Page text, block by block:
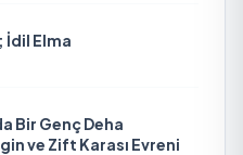
İdil Elma
Bir Genç Deha
ve Zift Karası Evreni